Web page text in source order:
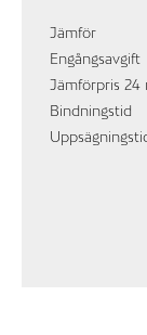
Jämför
Engångsavgift
Jämförpris 24
Bindningstid